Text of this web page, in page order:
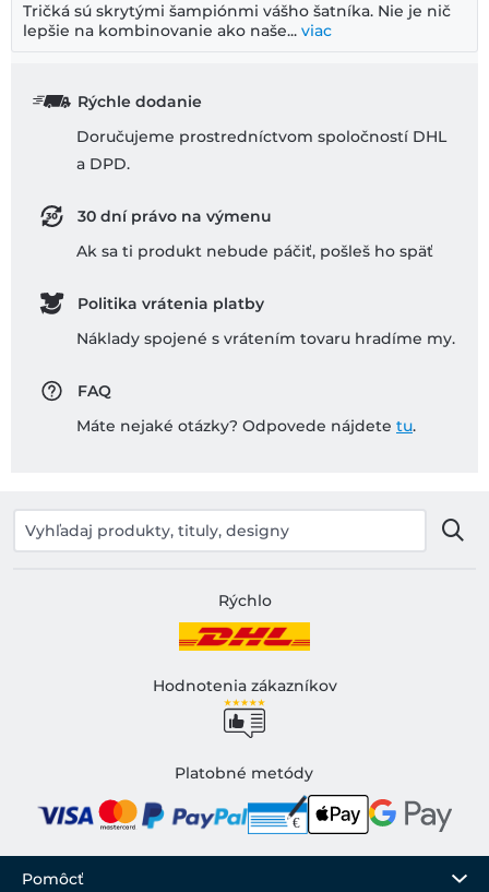
Tričká sú skrytými šampiónmi vášho šatníka. Nie je nič
lepšie na kombinovanie ako naše... viac
Rýchle dodanie
Doručujeme prostredníctvom spoločností DHL
a DPD.
30 dní právo na výmenu
Ak sa ti produkt nebude páčiť, pošleš ho späť
Politika vrátenia platby
Náklady spojené s vrátením tovaru hradíme my.
FAQ
Máte nejaké otázky? Odpovede nájdete tu.
Rýchlo
Hodnotenia zákazníkov
Platobné metódy
Pomôcť